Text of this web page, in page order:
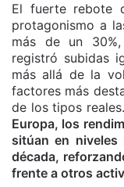
El fuerte rebote
protagonismo a
más de un
registró subidas
más allá de la
factores más
de los tipos reales.
Europa, los
sitúan en
década,
frente a otros